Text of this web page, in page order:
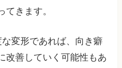
てきます。
変形であれば、向き癖
改善していく可能性もあ